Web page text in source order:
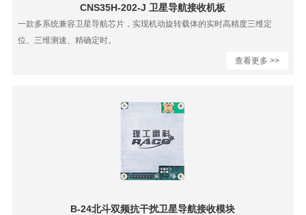
CNS35H-202-J 卫星导航接收机板
一款多系统兼容卫星导航芯片，实现机动旋转载体的实时高精度三维定
位、三维测速、精确定时。
查看更多 >>
B-24北斗双频抗干扰卫星导航接收模块